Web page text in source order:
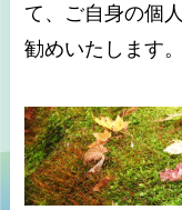
て、ご自身の個
勧めいたします。